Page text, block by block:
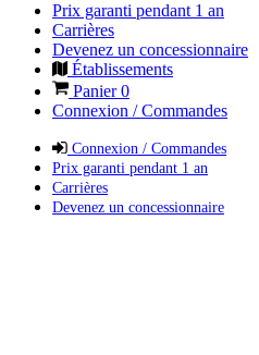
Prix garanti pendant 1 an
Carrières
Devenez un concessionnaire
Établissements
Panier0
Connexion / Commandes
Connexion / Commandes
Prix garanti pendant 1 an
Carrières
Devenez un concessionnaire